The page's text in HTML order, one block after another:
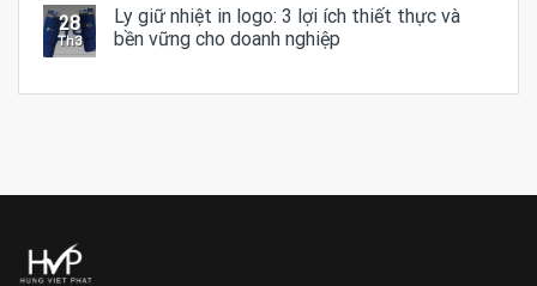
28
Th3
Ly giữ nhiệt in logo: 3 lợi ích thiết thực và
bền vững cho doanh nghiệp